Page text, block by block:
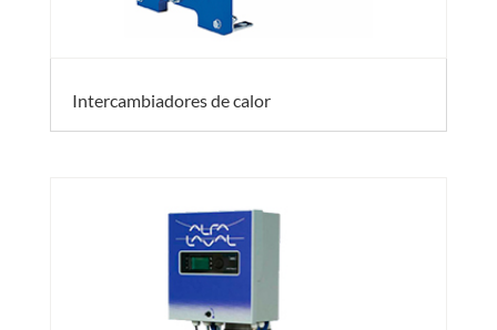
Intercambiadores de calor